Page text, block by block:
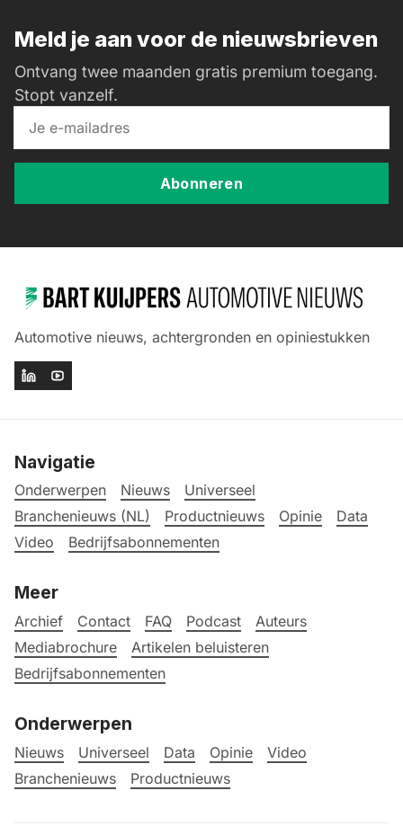
Meld je aan voor de nieuwsbrieven
Ontvang twee maanden gratis premium toegang.
Stopt vanzelf.
Abonneren
Automotive nieuws, achtergronden en opiniestukken
Navigatie
Onderwerpen Nieuws
Universeel
Branchenieuws (NL)
Productnieuws Opinie
Data
Video
Bedrijfsabonnementen
Meer
Archief Contact FAQ Podcast
Auteurs
Mediabrochure
Artikelen beluisteren
Bedrijfsabonnementen
Onderwerpen
Nieuws Universeel Data Opinie
Video
Branchenieuws
Productnieuws